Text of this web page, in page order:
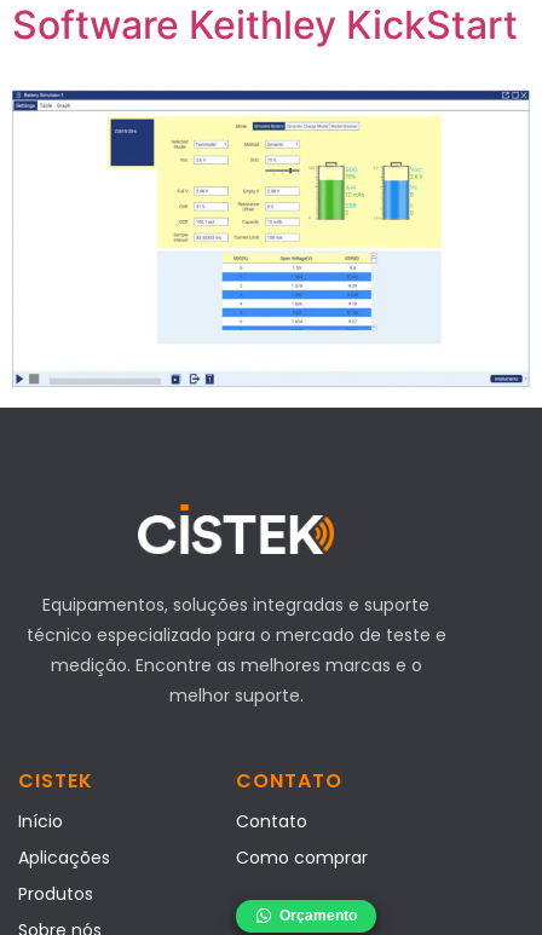
Software Keithley KickStart
Equipamentos, soluções integradas e suporte
técnico especializado para o mercado de teste e
medição. Encontre as melhores marcas e o
melhor suporte.
CISTEK
Início
Aplicações
Produtos
CONTATO
Contato
Como comprar